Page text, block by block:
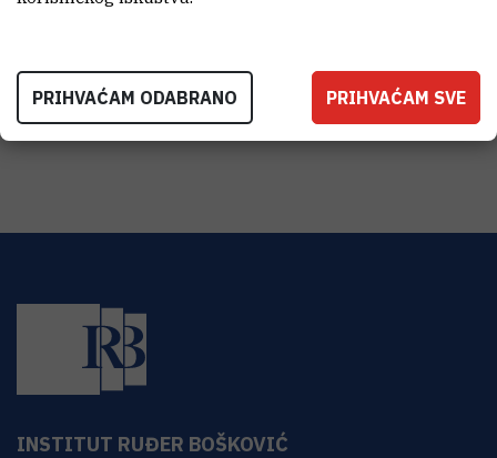
VIŠE INFORMACIJA
CroRIS stranica projekta
INSTITUT RUĐER BOŠKOVIĆ
PRIHVAĆAM ODABRANO PRIHVAĆAM SVE